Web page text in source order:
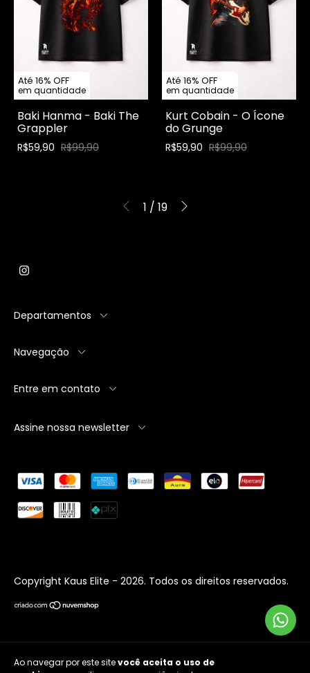
Ao navegar por este sitevocê aceita o uso de
Até 16% OFF
em quantidade
Baki Hanma - Baki The
Grappler
R$59,90 R$99,90
Até 16% OFF
em quantidade
Kurt Cobain - O Ícone
do Grunge
R$59,90 R$99,90
1 / 19
Departamentos
Navegação
Entre em contato
Assine nossa newsletter
Copyright Kaus Elite - 2026. Todos os direitos reservados.